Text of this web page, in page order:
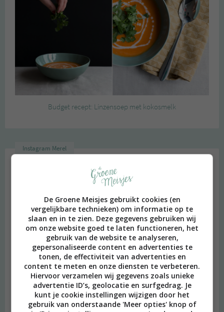
Budget recept: Linzensoep met kokosmelk
Instagram Merel
De Groene Meisjes gebruikt cookies (en
vergelijkbare technieken) om informatie op te
slaan en in te zien. Deze gegevens gebruiken wij
om onze website goed te laten functioneren, het
gebruik van de website te analyseren,
gepersonaliseerde content en advertenties te
tonen, de effectiviteit van advertenties en
content te meten en onze diensten te verbeteren.
Hiervoor verzamelen wij gegevens zoals unieke
advertentie ID’s, geolocatie en surfgedrag. Je
kunt je cookie instellingen wijzigen door het
gebruik van onderstaande 'Meer opties' knop of